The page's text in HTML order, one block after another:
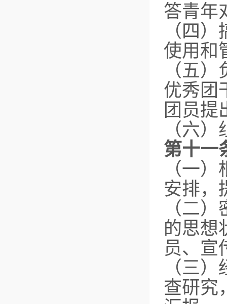
答青年
（四
使用和
（五
优秀团
团员提
（六
第十一
（一
安排，
（二
的思想
员、宣
（三
查研究